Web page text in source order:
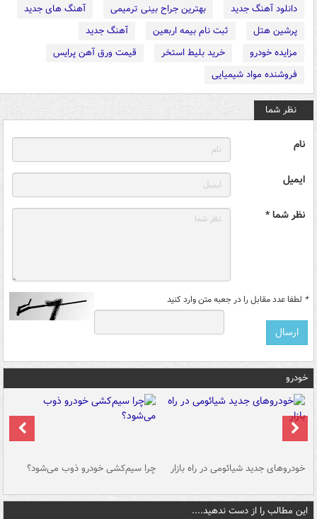
دانلود آهنگ جدید
بهترین جراح بینی ترمیمی
آهنگ های جدید
پرشین هتل
ثبت نام بیمه اربعین
آهنگ جدید
مزایده خودرو
خرید بلیط استخر
قیمت ورق آهن پرایس
فروشنده مواد شیمیایی
نظر شما
نام
ایمیل
نظر شما *
* لطفا عدد مقابل را در جعبه متن وارد کنید
خودرو
خودروهای جدید شیائومی در راه بازار چرا سیم‌کشی خودرو ذوب می‌شود؟
این مطالب را از دست ندهید....